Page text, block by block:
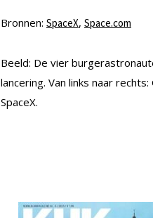
Bronnen: SpaceX, Space.com
Beeld: De vier
lancering. Van links naar
SpaceX.